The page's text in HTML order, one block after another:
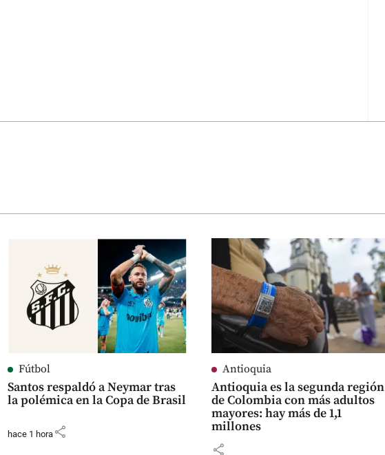
Fútbol
Santos respaldó a Neymar tras
la polémica en la Copa de Brasil
hace 1 hora share
Antioquia
Antioquia es la segunda región
de Colombia con más adultos
mayores: hay más de 1,1
millones
share